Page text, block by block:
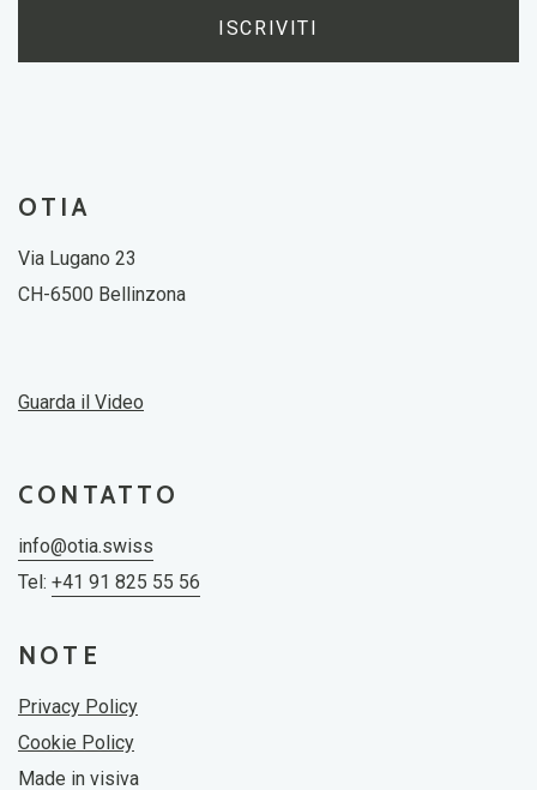
ISCRIVITI
OTIA
Via Lugano 23
CH-6500 Bellinzona
Guarda il Video
CONTATTO
info@otia.swiss
Tel: +41 91 825 55 56
NOTE
Privacy Policy
Cookie Policy
Made in visiva